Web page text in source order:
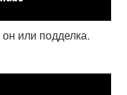
или подделка.